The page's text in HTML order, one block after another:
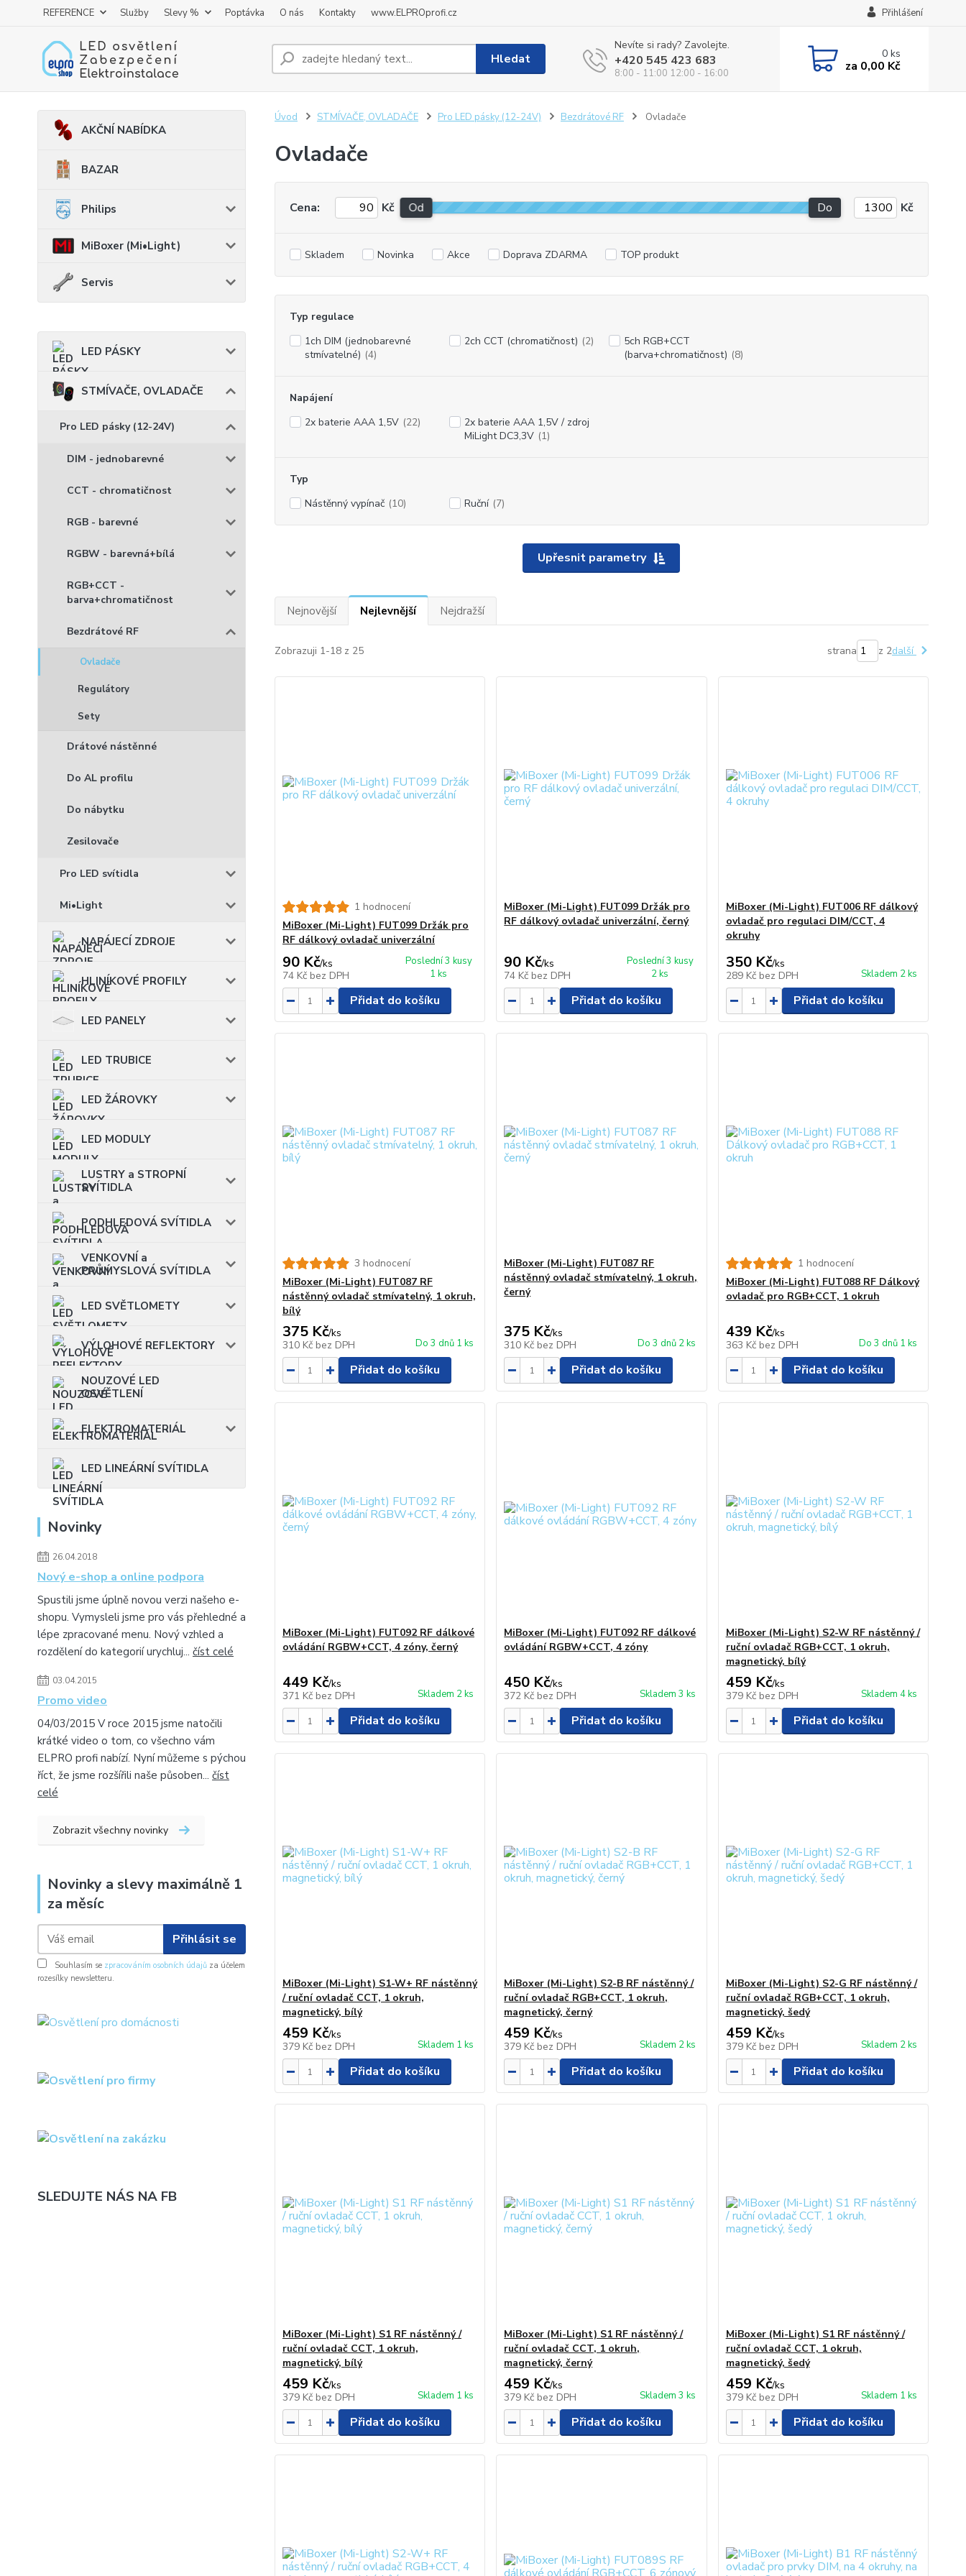
REFERENCE Služby Slevy % Poptávka O nás Kontakty www.ELPROprofi.cz Přihlášení
Hledat
Nevíte si rady? Zavolejte.
+420 545 423 683
8:00 - 11:00 12:00 - 16:00
0ks
za 0,00 Kč
AKČNÍ NABÍDKA
BAZAR
Philips
MiBoxer (Mi•Light)
Servis
LED PÁSKY
STMÍVAČE, OVLADAČE
Pro LED pásky (12-24V)
DIM - jednobarevné
CCT - chromatičnost
RGB - barevné
RGBW - barevná+bílá
RGB+CCT -
barva+chromatičnost
Bezdrátové RF
Ovladače
Regulátory
Sety
Drátové nástěnné
Do AL profilu
Do nábytku
Zesilovače
Pro LED svítidla
Mi•Light
NAPÁJECÍ ZDROJE
HLINÍKOVÉ PROFILY
LED PANELY
LED TRUBICE
LED ŽÁROVKY
LED MODULY
LUSTRY a STROPNÍ
SVÍTIDLA
PODHLEDOVÁ SVÍTIDLA
VENKOVNÍ a
PRŮMYSLOVÁ SVÍTIDLA
LED SVĚTLOMETY
VÝLOHOVÉ REFLEKTORY
NOUZOVÉ LED
OSVĚTLENÍ
ELEKTROMATERIÁL
LED LINEÁRNÍ SVÍTIDLA
Novinky
26.04.2018
Nový e-shop a online podpora
Spustili jsme úplně novou verzi našeho e-
shopu. Vymysleli jsme pro vás přehledné a
lépe zpracované menu. Nový vzhled a
rozdělení do kategorií urychluj... číst celé
03.04.2015
Promo video
04/03/2015 V roce 2015 jsme natočili
krátké video o tom, co všechno vám
ELPRO profi nabízí. Nyní můžeme s pýchou
říct, že jsme rozšířili naše působen... číst
celé
Zobrazit všechny novinky
Novinky a slevy maximálně 1
za měsíc
Přihlásit se
Souhlasím se zpracováním osobních údajů za účelem
rozesílky newsletteru.
SLEDUJTE NÁS NA FB
Úvod STMÍVAČE, OVLADAČE Pro LED pásky (12-24V) Bezdrátové RF Ovladače
Ovladače
Upřesnit parametry
Cena: Kč Od Do Kč
Skladem Novinka Akce Doprava ZDARMA TOP produkt
Typ regulace
1ch DIM (jednobarevné
stmívatelné) (4)
2ch CCT (chromatičnost) (2)
5ch RGB+CCT
(barva+chromatičnost) (8)
Napájení
2x baterie AAA 1,5V (22)
2x baterie AAA 1,5V / zdroj
MiLight DC3,3V (1)
Typ
Nástěnný vypínač (10) Ruční (7)
Nejnovější Nejlevnější Nejdražší
Zobrazuji 1-18 z 25 strana z 2další
1 hodnocení
MiBoxer (Mi-Light) FUT099 Držák pro
RF dálkový ovladač univerzální
90 Kč/ks
74 Kč bez DPH
Poslední 3 kusy
1 ks
Přidat do košíku
MiBoxer (Mi-Light) FUT099 Držák pro
RF dálkový ovladač univerzální, černý
90 Kč/ks
74 Kč bez DPH
Poslední 3 kusy
2 ks
Přidat do košíku
MiBoxer (Mi-Light) FUT006 RF dálkový
ovladač pro regulaci DIM/CCT, 4
okruhy
350 Kč/ks
289 Kč bez DPH Skladem 2 ks
Přidat do košíku
3 hodnocení
MiBoxer (Mi-Light) FUT087 RF
nástěnný ovladač stmívatelný, 1 okruh,
bílý
375 Kč/ks
310 Kč bez DPH Do 3 dnů 1 ks
Přidat do košíku
MiBoxer (Mi-Light) FUT087 RF
nástěnný ovladač stmívatelný, 1 okruh,
černý
375 Kč/ks
310 Kč bez DPH Do 3 dnů 2 ks
Přidat do košíku
1 hodnocení
MiBoxer (Mi-Light) FUT088 RF Dálkový
ovladač pro RGB+CCT, 1 okruh
439 Kč/ks
363 Kč bez DPH Do 3 dnů 1 ks
Přidat do košíku
MiBoxer (Mi-Light) FUT092 RF dálkové
ovládání RGBW+CCT, 4 zóny, černý
449 Kč/ks
371 Kč bez DPH Skladem 2 ks
Přidat do košíku
MiBoxer (Mi-Light) FUT092 RF dálkové
ovládání RGBW+CCT, 4 zóny
450 Kč/ks
372 Kč bez DPH Skladem 3 ks
Přidat do košíku
MiBoxer (Mi-Light) S2-W RF nástěnný /
ruční ovladač RGB+CCT, 1 okruh,
magnetický, bílý
459 Kč/ks
379 Kč bez DPH Skladem 4 ks
Přidat do košíku
MiBoxer (Mi-Light) S1-W+ RF nástěnný
/ ruční ovladač CCT, 1 okruh,
magnetický, bílý
459 Kč/ks
379 Kč bez DPH Skladem 1 ks
Přidat do košíku
MiBoxer (Mi-Light) S2-B RF nástěnný /
ruční ovladač RGB+CCT, 1 okruh,
magnetický, černý
459 Kč/ks
379 Kč bez DPH Skladem 2 ks
Přidat do košíku
MiBoxer (Mi-Light) S2-G RF nástěnný /
ruční ovladač RGB+CCT, 1 okruh,
magnetický, šedý
459 Kč/ks
379 Kč bez DPH Skladem 2 ks
Přidat do košíku
MiBoxer (Mi-Light) S1 RF nástěnný /
ruční ovladač CCT, 1 okruh,
magnetický, bílý
459 Kč/ks
379 Kč bez DPH Skladem 1 ks
Přidat do košíku
MiBoxer (Mi-Light) S1 RF nástěnný /
ruční ovladač CCT, 1 okruh,
magnetický, černý
459 Kč/ks
379 Kč bez DPH Skladem 3 ks
Přidat do košíku
MiBoxer (Mi-Light) S1 RF nástěnný /
ruční ovladač CCT, 1 okruh,
magnetický, šedý
459 Kč/ks
379 Kč bez DPH Skladem 1 ks
Přidat do košíku